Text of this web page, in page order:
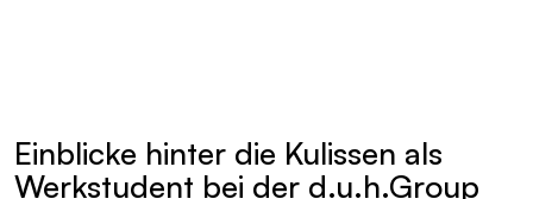
Einblicke hinter die Kulissen als
Werkstudent bei der d.u.h.Group